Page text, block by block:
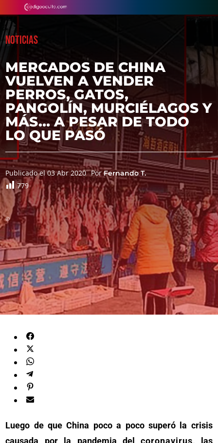
NOTICIAS
MERCADOS DE CHINA
VUELVEN A VENDER
PERROS, GATOS,
PANGOLÍN, MURCIÉLAGOS Y
MÁS… A PESAR DE TODO
LO QUE PASÓ
Publicado el 03 Abr 2020 PorFernando T.
779
©
Luego de que China poco a poco superó la crisis
causada por la pandemia delcoronavirus, las